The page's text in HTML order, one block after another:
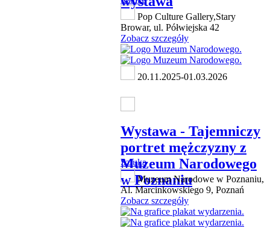
Pop Culture Gallery,Stary
Browar, ul. Półwiejska 42
Zobacz szczegóły
20.11.2025-01.03.2026
Wystawa - Tajemniczy
portret mężczyzny z
Muzeum Narodowego
w Poznaniu
Sztuka
Muzeum Narodowe w Poznaniu,
Al. Marcinkowskiego 9, Poznań
Zobacz szczegóły